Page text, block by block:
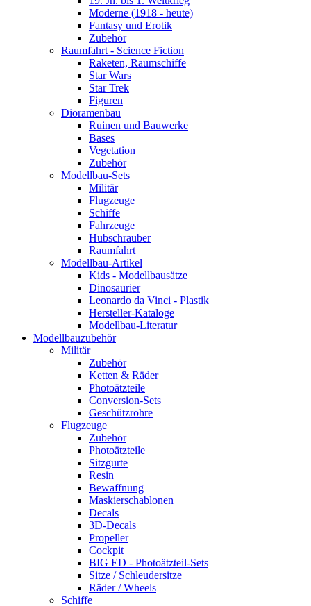
Moderne (1918 - heute)
Fantasy und Erotik
Zubehör
Raumfahrt - Science Fiction
Raketen, Raumschiffe
Star Wars
Star Trek
Figuren
Dioramenbau
Ruinen und Bauwerke
Bases
Vegetation
Zubehör
Modellbau-Sets
Militär
Flugzeuge
Schiffe
Fahrzeuge
Hubschrauber
Raumfahrt
Modellbau-Artikel
Kids - Modellbausätze
Dinosaurier
Leonardo da Vinci - Plastik
Hersteller-Kataloge
Modellbau-Literatur
Modellbauzubehör
Militär
Zubehör
Ketten & Räder
Photoätzteile
Conversion-Sets
Geschützrohre
Flugzeuge
Zubehör
Photoätzteile
Sitzgurte
Resin
Bewaffnung
Maskierschablonen
Decals
3D-Decals
Propeller
Cockpit
BIG ED - Photoätzteil-Sets
Sitze / Schleudersitze
Räder / Wheels
Schiffe